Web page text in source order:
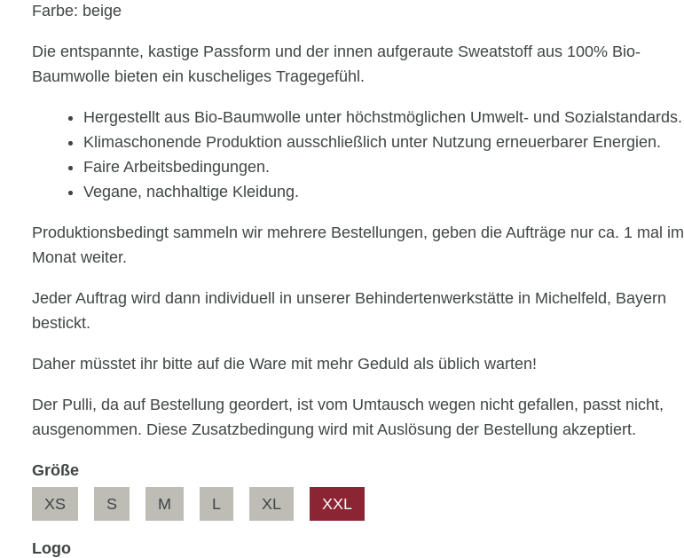
Farbe: beige
Die entspannte, kastige Passform und der innen aufgeraute Sweatstoff aus 100% Bio-
Baumwolle bieten ein kuscheliges Tragegefühl.
Hergestellt aus Bio-Baumwolle unter höchstmöglichen Umwelt- und Sozialstandards.
Klimaschonende Produktion ausschließlich unter Nutzung erneuerbarer Energien.
Faire Arbeitsbedingungen.
Vegane, nachhaltige Kleidung.
Produktionsbedingt sammeln wir mehrere Bestellungen, geben die Aufträge nur ca. 1 mal im
Monat weiter.
Jeder Auftrag wird dann individuell in unserer Behindertenwerkstätte in Michelfeld, Bayern
bestickt.
Daher müsstet ihr bitte auf die Ware mit mehr Geduld als üblich warten!
Der Pulli, da auf Bestellung geordert, ist vom Umtausch wegen nicht gefallen, passt nicht,
ausgenommen. Diese Zusatzbedingung wird mit Auslösung der Bestellung akzeptiert.
Pflichtfeld
Größe
XS
S M L XL XXL
Pflichtfeld
Logo